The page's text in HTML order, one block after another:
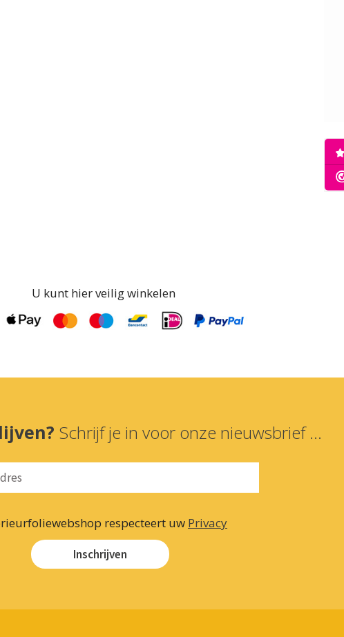
U kunt hier veilig winkelen
Schrijf je in voor onze nieuwsbrief ...
respecteert uw Privacy
Inschrijven